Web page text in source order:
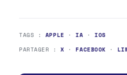
TAGS : APPLE ·IA ·IOS
PARTAGER :X · FACEBOOK ·